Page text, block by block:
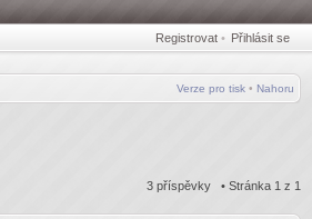
Registrovat • Přihlásit se
Nahoru
Verze pro tisk •
3 příspěvky • Stránka 1 z 1